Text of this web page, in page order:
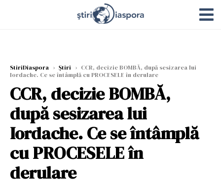
StiriDiaspora › Știri › CCR, decizie BOMBĂ, după sesizarea lui
Iordache. Ce se întâmplă cu PROCESELE în derulare
CCR, decizie BOMBĂ,
după sesizarea lui
Iordache. Ce se întâmplă
cu PROCESELE în
derulare